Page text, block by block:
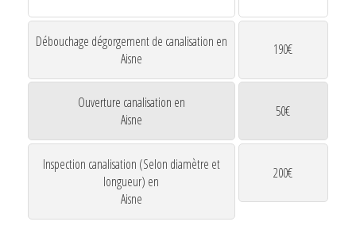
Débouchage dégorgement de canalisation en
Aisne
190€
Ouverture canalisation en
Aisne
50€
Inspection canalisation (Selon diamètre et
longueur) en
Aisne
200€